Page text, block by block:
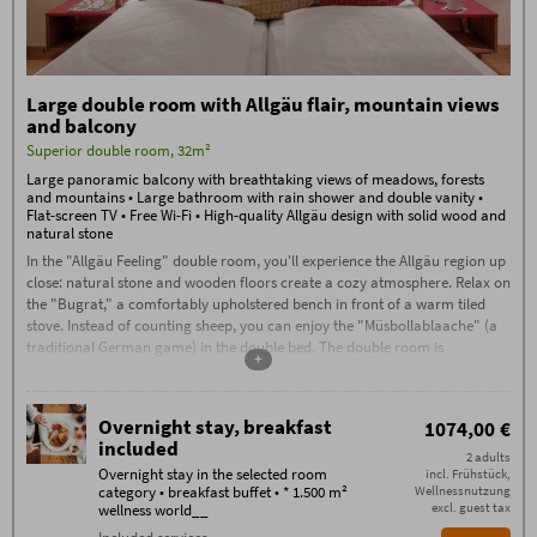
tea, sauna bread at the wellness bar
TheBooking Conditions
Reute 20, D-87561 Oberstdorf, apply.
Check-in from 3:00 PM. If you arrive after
11:00 PM, please contact us by phone on
the day of arrival.
Garage parking space: €15, outdoor
parking space: €5 per car/night
Additional conditions for bed and breakfast
No deposit required – 80% cancellation fee applies
from the date of booking, except in the case of re-
letting. Cancellations must be made in writing via
email (exclusively to info@hotel-oberstdorf.de).
No deposit required – cancellation fees apply from
the date of booking, unless the room is re-let.
Large double room with Allgäu flair, mountain views
and balcony
Superior double room, 32m²
Large panoramic balcony with breathtaking views of meadows, forests
and mountains • Large bathroom with rain shower and double vanity •
Flat-screen TV • Free Wi-Fi • High-quality Allgäu design with solid wood and
natural stone
In the "Allgäu Feeling" double room, you'll experience the Allgäu region up
close: natural stone and wooden floors create a cozy atmosphere. Relax on
the "Bugrat," a comfortably upholstered bench in front of a warm tiled
stove. Instead of counting sheep, you can enjoy the "Müsbollablaache" (a
traditional German game) in the double bed. The double room is
approximately 32 square meters and features a flat-screen satellite TV,
south-east or northwest with breathtaking views of the surrounding
nature. The spacious bathroom is equipped with a double vanity, a large
rain shower, a hairdryer, and a makeup mirror. Included in the price is free
use of the Alpine Wellness World with its large year-round saltwater pool,
natural bathing lake, unique sauna area with a sauna complex, stone bath,
traditional sauna, flax bath, and much more.
+
Overnight stay, breakfast
included
Overnight stay in the selected room
category • breakfast buffet • * 1.500 m²
wellness world__
1074,00 €
2 adults
incl. Frühstück,
Wellnessnutzung
excl. guest tax